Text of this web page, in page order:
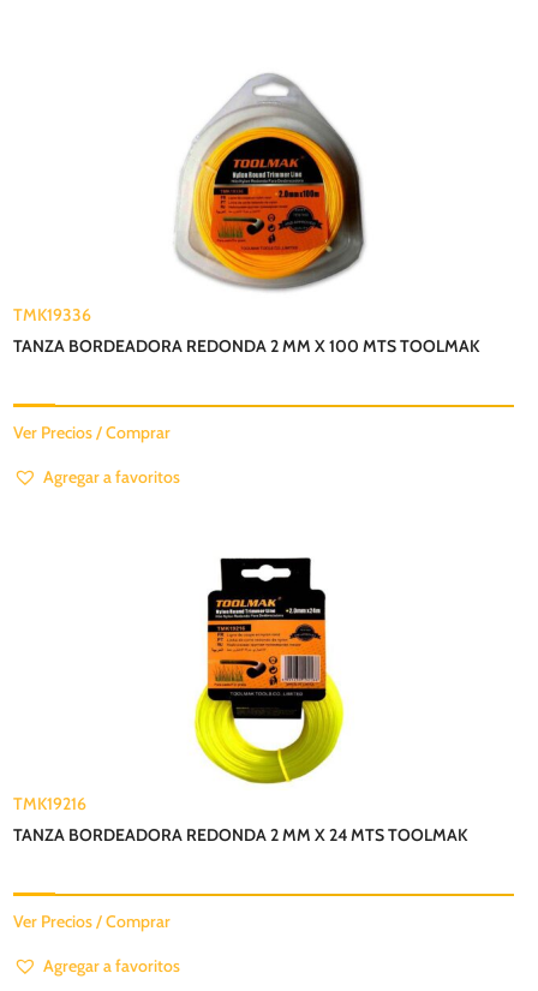
TMK19336
TANZA BORDEADORA REDONDA 2 MM X 100 MTS TOOLMAK
Ver Precios / Comprar
Agregar a favoritos
TMK19216
TANZA BORDEADORA REDONDA 2 MM X 24 MTS TOOLMAK
Ver Precios / Comprar
Agregar a favoritos